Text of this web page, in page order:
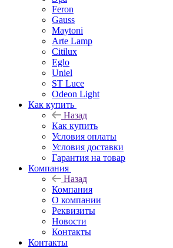
Feron
Gauss
Maytoni
Arte Lamp
Citilux
Eglo
Uniel
ST Luce
Odeon Light
Как купить
Назад
Как купить
Условия оплаты
Условия доставки
Гарантия на товар
Компания
Назад
Компания
О компании
Реквизиты
Новости
Контакты
Контакты